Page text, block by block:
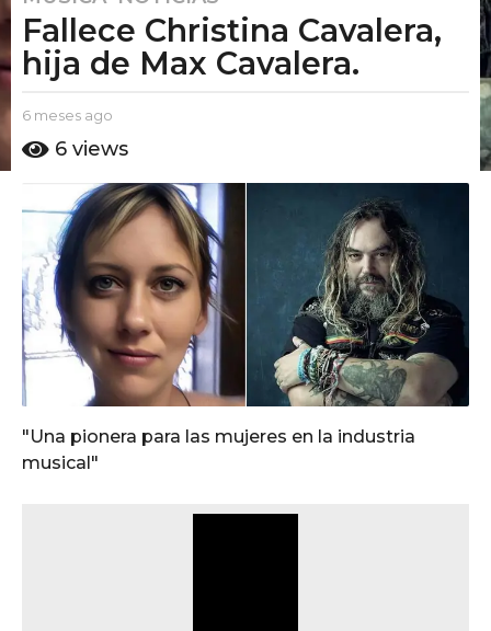
m
e
s
a
o
m
e
s
e
s
a
o
Fallece Christina Cavalera,
hija de Max Cavalera.
b
E
u
o
A
m
o
6 meses ago
e
e
s
a
g
o
6 views
"Una pionera para las mujeres en la industria
musical"